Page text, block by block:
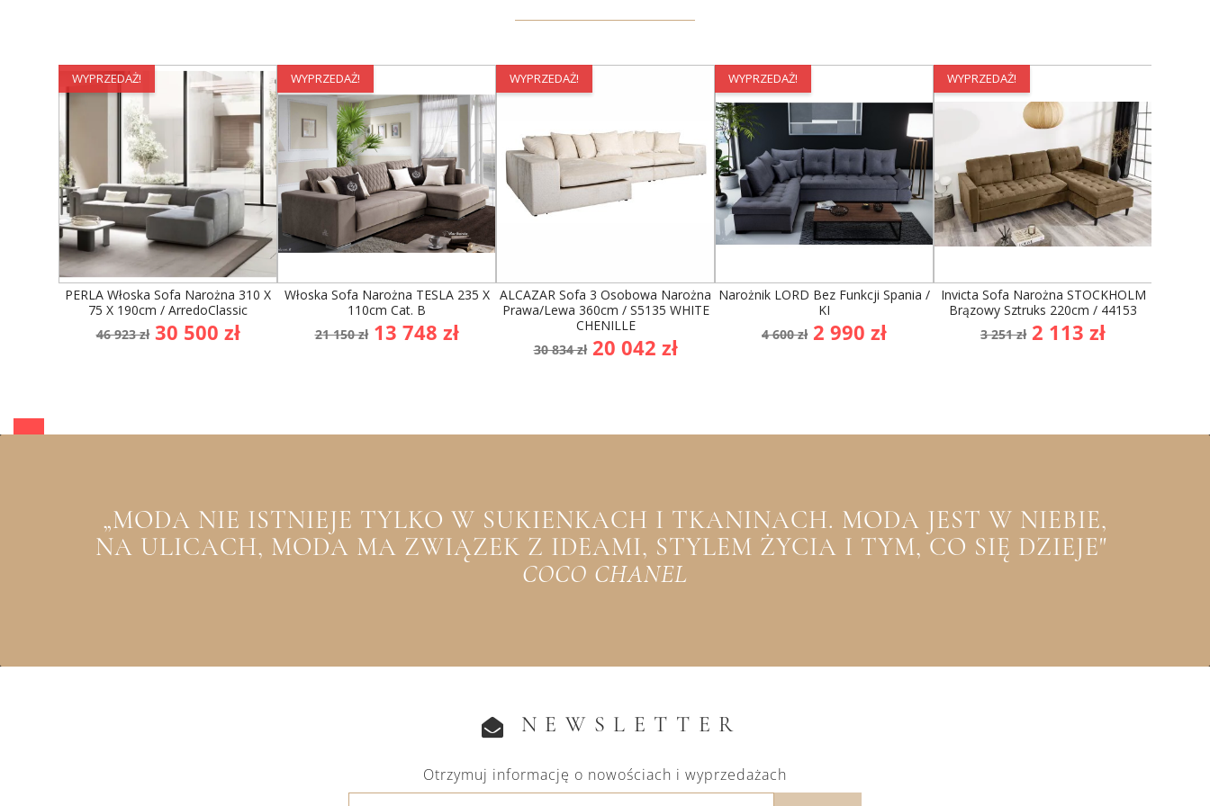
WYPRZEDAŻ!
PERLA Włoska Sofa Narożna 310 X
75 X 190cm / ArredoClassic
Cena
podstawowa
46 923 zł Cena
30 500 zł
WYPRZEDAŻ!
Włoska Sofa Narożna TESLA 235 X
110cm Cat. B
Cena
podstawowa
21 150 zł Cena
13 748 zł
WYPRZEDAŻ!
ALCAZAR Sofa 3 Osobowa Narożna
Prawa/lewa 360cm / S5135 WHITE
CHENILLE
Cena
podstawowa
30 834 zł Cena
20 042 zł
WYPRZEDAŻ!
Narożnik LORD Bez Funkcji Spania /
KI
Cena
podstawowa
4 600 zł Cena
2 990 zł
WYPRZEDAŻ!
Invicta Sofa Narożna STOCKHOLM
Brązowy Sztruks 220cm / 44153
Cena
podstawowa
3 251 zł Cena
2 113 zł
„MODA NIE ISTNIEJE TYLKO W SUKIENKACH I TKANINACH. MODA JEST W NIEBIE,
NA ULICACH, MODA MA ZWIĄZEK Z IDEAMI, STYLEM ŻYCIA I TYM, CO SIĘ DZIEJE"
COCO CHANEL
NEWSLETTER
Otrzymuj informację o nowościach i wyprzedażach